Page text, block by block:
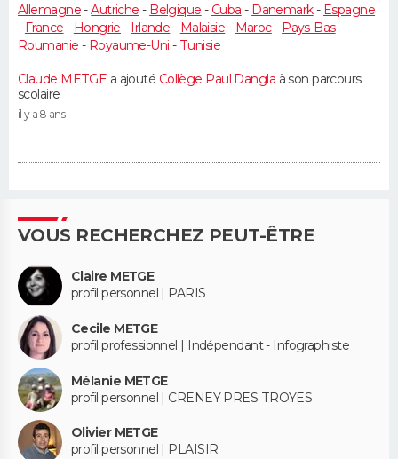
Allemagne-Autriche - Belgique - Cuba - Danemark- Espagne
- France - Hongrie - Irlande - Malaisie - Maroc- Pays-Bas-
Roumanie - Royaume-Uni - Tunisie
Claude METGE a ajouté Collège Paul Dangla à son parcours
scolaire
il y a 8 ans
VOUS RECHERCHEZ PEUT-ÊTRE
Claire METGE
profil personnel | PARIS
Cecile METGE
profil professionnel | Indépendant - Infographiste
Mélanie METGE
profil personnel | CRENEY PRES TROYES
Olivier METGE
profil personnel | PLAISIR